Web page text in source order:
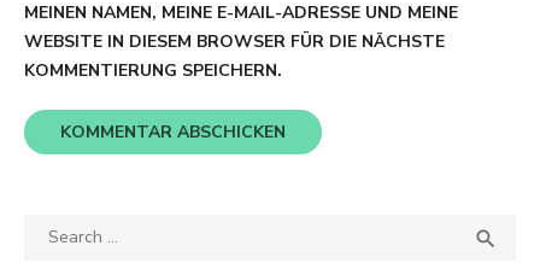
MEINEN NAMEN, MEINE E-MAIL-ADRESSE UND MEINE
WEBSITE IN DIESEM BROWSER FÜR DIE NÄCHSTE
KOMMENTIERUNG SPEICHERN.
Search
